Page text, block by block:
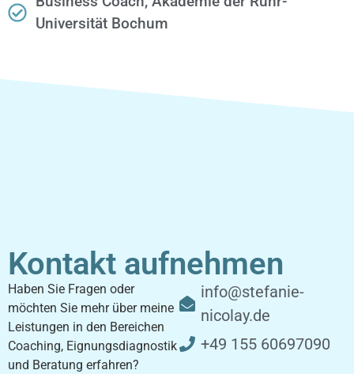
Universität Bochum
Kontakt aufnehmen
Haben Sie Fragen oder
möchten Sie mehr über meine
Leistungen in den Bereichen
Coaching, Eignungsdiagnostik
und Beratung erfahren?
info@stefanie-
nicolay.de
+49 155 60697090